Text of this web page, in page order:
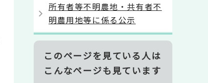
所有者等不明農地・共有者不
明農用地等に係る公示
このページを見ている人は
こんなページも見ています